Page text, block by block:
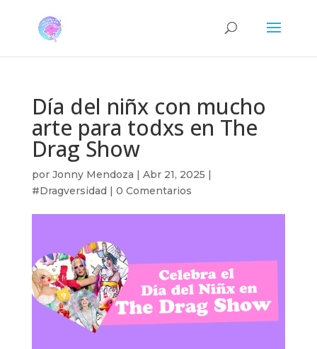
Día del niñx con mucho
arte para todxs en The
Drag Show
por Jonny Mendoza | Abr 21, 2025 |
#Dragversidad | 0 Comentarios